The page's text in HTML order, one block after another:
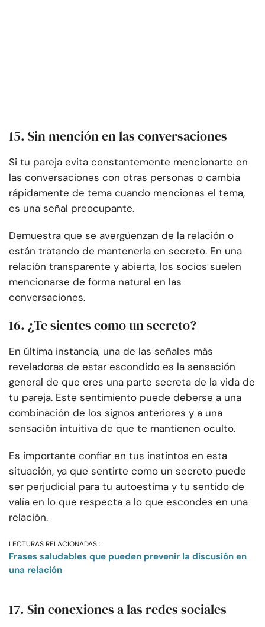
15. Sin mención en las conversaciones
Si tu pareja evita constantemente mencionarte en
las conversaciones con otras personas o cambia
rápidamente de tema cuando mencionas el tema,
es una señal preocupante.
Demuestra que se avergüenzan de la relación o
están tratando de mantenerla en secreto. En una
relación transparente y abierta, los socios suelen
mencionarse de forma natural en las
conversaciones.
16. ¿Te sientes como un secreto?
En última instancia, una de las señales más
reveladoras de estar escondido es la sensación
general de que eres una parte secreta de la vida de
tu pareja. Este sentimiento puede deberse a una
combinación de los signos anteriores y a una
sensación intuitiva de que te mantienen oculto.
Es importante confiar en tus instintos en esta
situación, ya que sentirte como un secreto puede
ser perjudicial para tu autoestima y tu sentido de
valía en lo que respecta a lo que escondes en una
relación.
LECTURAS RELACIONADAS :
Frases saludables que pueden prevenir la discusión en
una relación
17. Sin conexiones a las redes sociales